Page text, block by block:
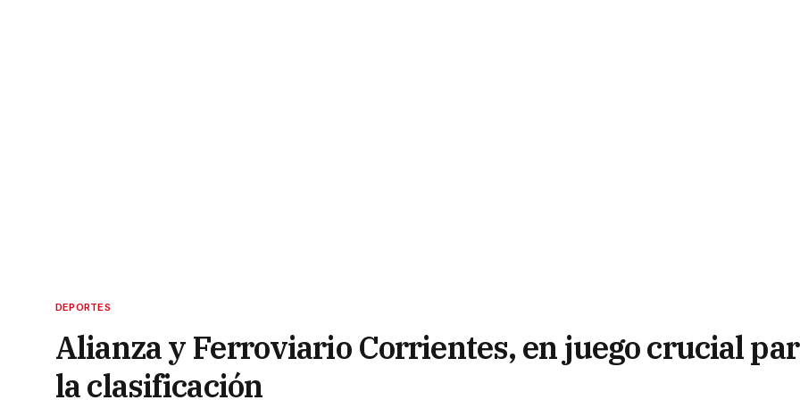
DEPORTES
Alianza y Ferroviario Corrientes, en juego crucial
la clasificación